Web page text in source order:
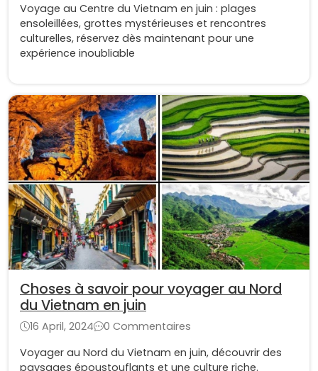
Voyage au Centre du Vietnam en juin : plages
ensoleillées, grottes mystérieuses et rencontres
culturelles, réservez dès maintenant pour une
expérience inoubliable
Choses à savoir pour voyager au Nord
du Vietnam en juin
16 April, 2024
0 Commentaires
Voyager au Nord du Vietnam en juin, découvrir des
paysages époustouflants et une culture riche.